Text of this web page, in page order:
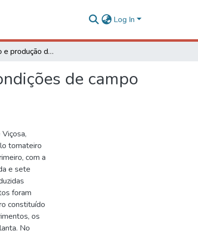
Log In
Crescimento e produção do tomateiro cultivado sob condições de campo e de ambiente protegido
de campo
tomateiro
com a
e sete
foram
constituído
os
No